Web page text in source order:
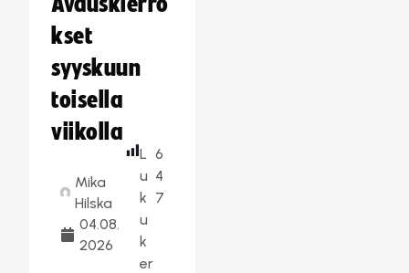
kset
syyskuun
toisella
viikolla
Mika
Hilska
04.08.
2026
L
u
k
u
k
er
6
4
7